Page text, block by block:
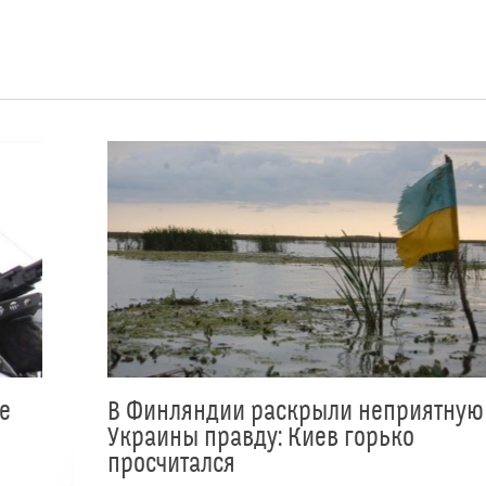
В Финляндии раскрыли
Украины правду: Киев горько
просчитался